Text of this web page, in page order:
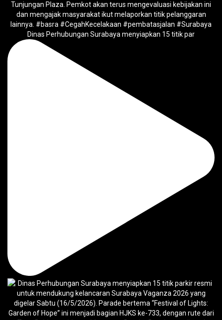
Dinas Perhubungan Surabaya menyiapkan 15 titik par